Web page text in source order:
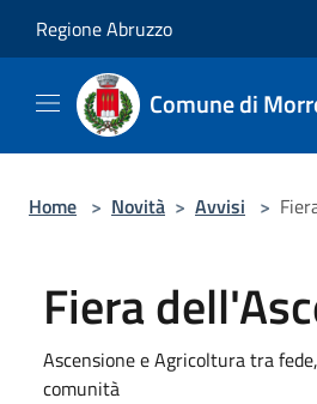
Regione Abruzzo
Comune di
Home > Novità > Avvisi >
Fiera
Ascensione e Agricoltura tra
comunità